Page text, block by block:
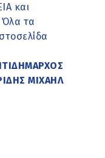
και
Όλα τα
ΜΙΧΑΗΛ